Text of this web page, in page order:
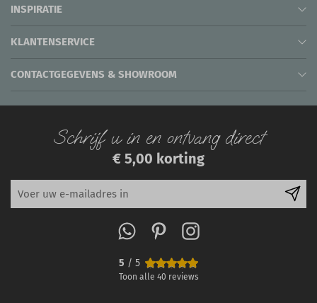
INSPIRATIE
KLANTENSERVICE
CONTACTGEGEVENS & SHOWROOM
Schrijf u in en ontvang direct
€ 5,00 korting
5 / 5
Toon alle 40 reviews